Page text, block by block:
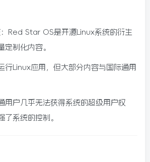
：Red Star OS是开源Linux系统的衍生
定制化内容。
行Linux应用，但大部分内容与国际通用
用户几乎无法获得系统的超级用户权
了系统的控制。